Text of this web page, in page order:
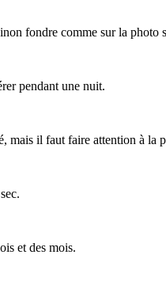
fondre comme sur la photo
pendant une nuit.
mais il faut faire attention à la
et des mois.